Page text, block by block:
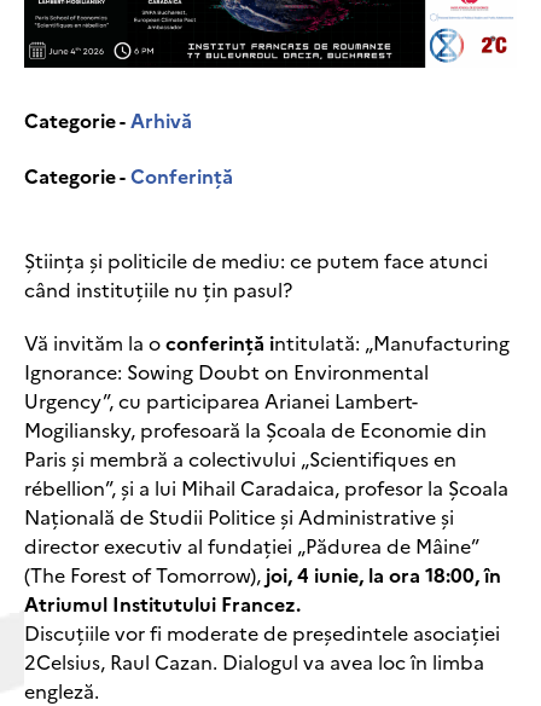
Categorie -Arhivă
Categorie -Conferință
Știința și politicile de mediu: ce putem face atunci
când instituțiile nu țin pasul?
Vă invităm la oconferință intitulată: „Manufacturing
Ignorance: Sowing Doubt on Environmental
Urgency”, cu participarea Arianei Lambert-
Mogiliansky, profesoară la Școala de Economie din
Paris și membră a colectivului „Scientifiques en
rébellion”, și a lui Mihail Caradaica, profesor la Școala
Națională de Studii Politice și Administrative și
director executiv al fundației „Pădurea de Mâine”
(The Forest of Tomorrow), joi, 4 iunie, la ora 18:00, în
Atriumul Institutului Francez.
Discuțiile vor fi moderate de președintele asociației
2Celsius, Raul Cazan. Dialogul va avea loc în limba
engleză.